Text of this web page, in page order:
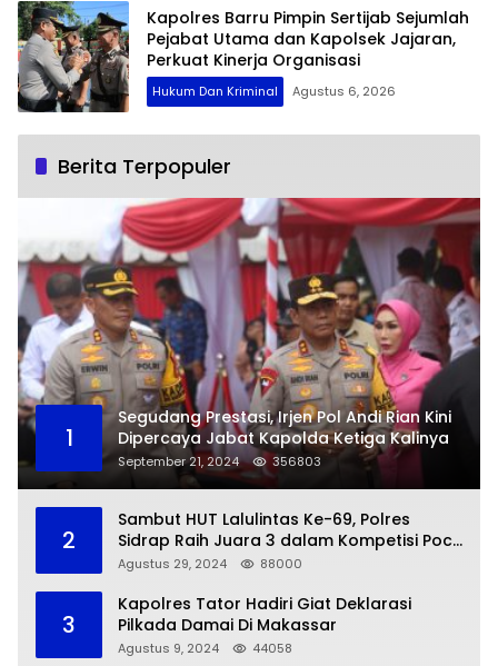
Kapolres Barru Pimpin Sertijab Sejumlah
Pejabat Utama dan Kapolsek Jajaran,
Perkuat Kinerja Organisasi
Hukum Dan Kriminal Agustus 6, 2026
Berita Terpopuler
1
Segudang Prestasi, Irjen Pol Andi Rian Kini
Dipercaya Jabat Kapolda Ketiga Kalinya
September 21, 2024 356803
2
Sambut HUT Lalulintas Ke-69, Polres
Sidrap Raih Juara 3 dalam Kompetisi Pocil
Zona 5
Agustus 29, 2024 88000
3
Kapolres Tator Hadiri Giat Deklarasi
Pilkada Damai Di Makassar
Agustus 9, 2024 44058